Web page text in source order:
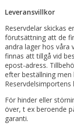
Leveransvillkor
Reservdelar skickas
förutsättning att de
andra lager hos våra
finnas att tillgå vid
epost-adress.
efter beställning men
Reservdelsimportens
För hinder eller
över, t ex beroende
garanti.